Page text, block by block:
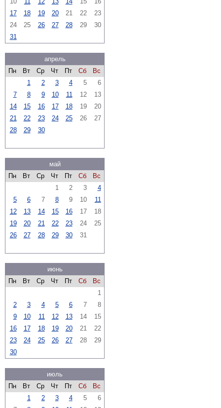
17
18 19 20 21 22
23
24
25 26 27 28 29
30
31
апрель
Пн
Вт Ср Чт Пт Сб
Вс
1
2 3 4 5
6
7
8 9 10 11 12
13
14
15 16 17 18 19
20
21
22 23 24 25 26
27
28
29 30
май
Пн
Вт Ср Чт Пт Сб
Вс
1
2 3
4
5
6 7 8 9 10
11
12
13 14 15 16 17
18
19
20 21 22 23 24
25
26
27 28 29 30 31
июнь
Пн
Вт Ср Чт Пт Сб
Вс
1
2
3 4 5 6 7
8
9
10 11 12 13 14
15
16
17 18 19 20 21
22
23
24 25 26 27 28
29
30
июль
Пн
Вт Ср Чт Пт Сб
Вс
1
2 3 4 5
6